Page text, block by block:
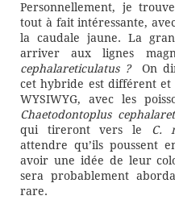
Personnellement, je
tout à fait intéressante,
la caudale jaune. La
arriver aux lignes
cephalareticulatus ? On
cet hybride est différent et
WYSIWYG, avec les
Chaetodontoplus
qui tireront vers le C.
attendre qu’ils poussent
avoir une idée de leur
sera probablement
rare.